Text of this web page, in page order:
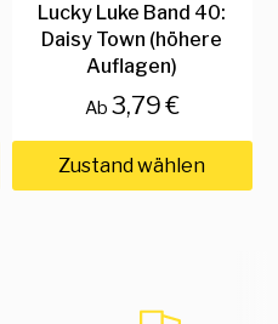
Lucky Luke Band 40:
Daisy Town (höhere
Auflagen)
Ab 3,79 €
Zustand wählen